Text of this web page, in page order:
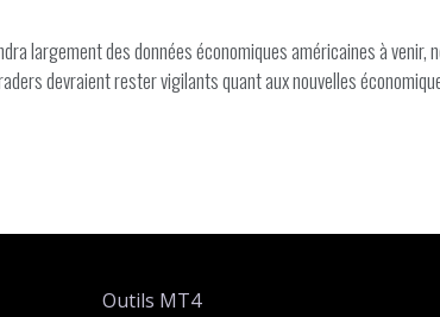
largement des données économiques américaines à
devraient rester vigilants quant aux nouvelles
Outils MT4